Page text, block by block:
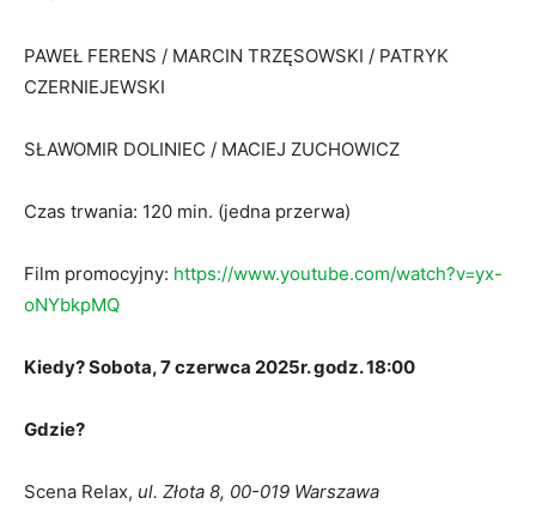
PAWEŁ FERENS / MARCIN TRZĘSOWSKI / PATRYK
CZERNIEJEWSKI
SŁAWOMIR DOLINIEC / MACIEJ ZUCHOWICZ
Czas trwania: 120 min. (jedna przerwa)
Film promocyjny: https://www.youtube.com/watch?v=yx-
oNYbkpMQ
Kiedy? Sobota, 7 czerwca 2025r. godz. 18:00
Gdzie?
Scena Relax, ul. Złota 8, 00-019 Warszawa